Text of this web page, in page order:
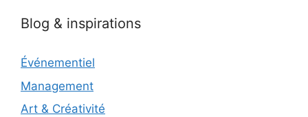
Blog & inspirations
Événementiel
Management
Art & Créativité